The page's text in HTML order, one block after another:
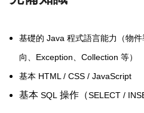
基礎的 Java 程式語言能力（物件
向、 Exception、 Collection 等）
基本 HTML / CSS / JavaScript
基本 SQL 操作（SELECT /